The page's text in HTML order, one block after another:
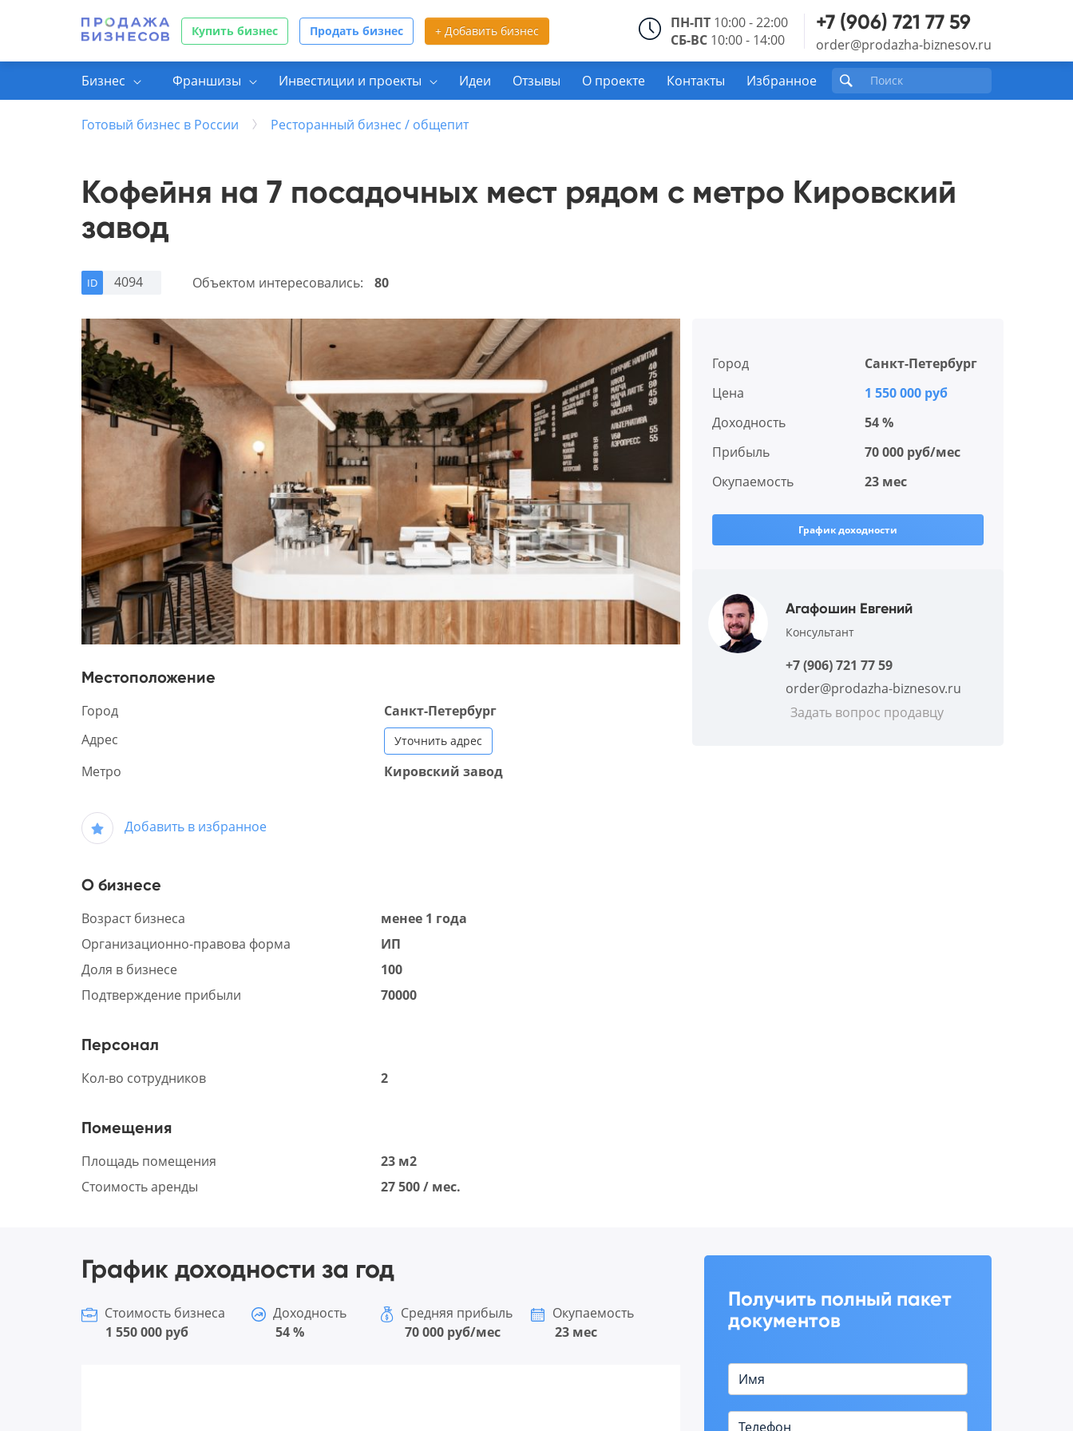
Купить бизнес Продать бизнес + Добавить бизнес ПН-ПТ 10:00 - 22:00
СБ-ВС 10:00 - 14:00
+7 (906) 721 77 59
order@prodazha-biznesov.ru
Бизнес Франшизы Инвестиции и проекты Идеи Отзывы О проекте Контакты Избранное
Готовый бизнес в России Ресторанный бизнес / общепит
Кофейня на 7 посадочных мест рядом с метро Кировский
завод
ID 4094 Объектом интересовались: 80
Местоположение
Город
Санкт-Петербург
Адрес
Уточнить адрес
Метро Кировский завод
Добавить в избранное
О бизнесе
Возраст бизнеса
менее 1 года
Организационно-правова форма
ИП
Доля в бизнесе
100
Подтверждение прибыли
70000
Персонал
Кол-во сотрудников 2
Помещения
Площадь помещения
23 м2
Стоимость аренды
27 500 / мес.
Город
Санкт-Петербург
Цена
1 550 000 руб
Доходность
54 %
Прибыль
70 000 руб/мес
Окупаемость
23 мес
График доходности
Агафошин Евгений
Консультант
+7 (906) 721 77 59
order@prodazha-biznesov.ru
Задать вопрос продавцу
График доходности за год
Стоимость бизнеса
1 550 000 руб
Доходность
54 %
Средняя прибыль
70 000 руб/мес
Окупаемость
23 мес
Получить полный пакет
документов